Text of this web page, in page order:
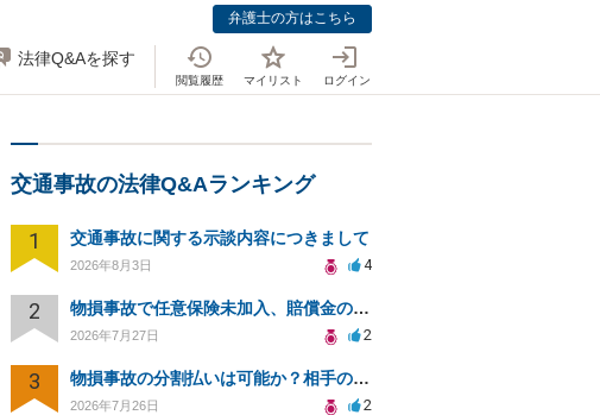
弁護士の方はこちら
法律Q&Aを探す
閲覧履歴 マイリスト ログイン
交通事故の法律Q&Aランキング
1 交通事故に関する示談内容につきまして
2026年8月3日 4
2 物損事故で任意保険未加入、賠償金の分割払いは可能か？
2026年7月27日 2
3 物損事故の分割払いは可能か？相手の威圧への対処法
2026年7月26日 2